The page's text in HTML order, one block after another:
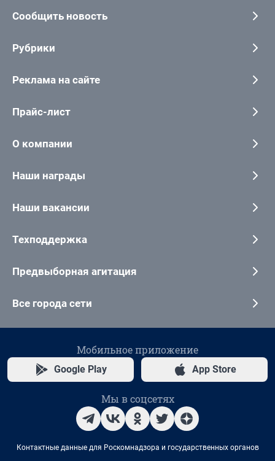
Сообщить новость
Рубрики
Реклама на сайте
Прайс-лист
О компании
Наши награды
Наши вакансии
Техподдержка
Предвыборная агитация
Все города сети
Мобильное приложение
Google Play App Store
Мы в соцсетях
Контактные данные для Роскомнадзора и государственных органов